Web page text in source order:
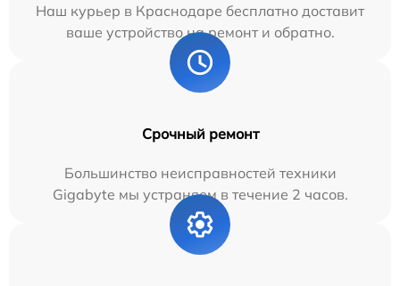
Наш курьер в Краснодаре бесплатно доставит
ваше устройство на ремонт и обратно.
Срочный ремонт
Большинство неисправностей техники
Gigabyte мы устраняем в течение 2 часов.